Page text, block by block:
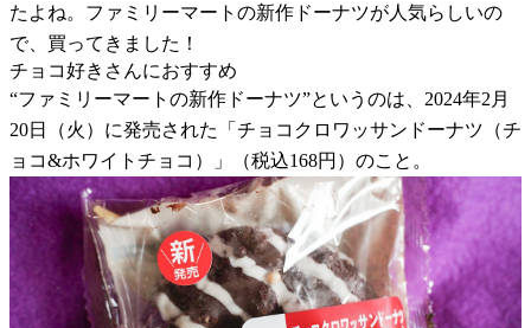
たよね。ファミリーマートの新作ドーナツが人気らしいの
で、買ってきました！
チョコ好きさんにおすすめ
“ファミリーマートの新作ドーナツ”というのは、2024年2月
20日（火）に発売された「チョコクロワッサンドーナツ（チ
ョコ&ホワイトチョコ）」（税込168円）のこと。